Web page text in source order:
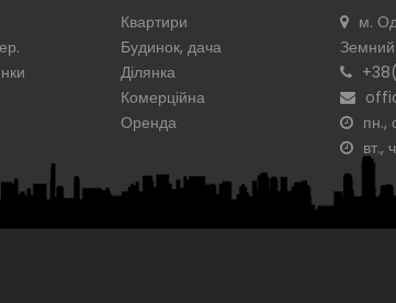
Квартири
Будинок, дача
Ділянка
Комерційна
Оренда
м.
пн.,
вт.,